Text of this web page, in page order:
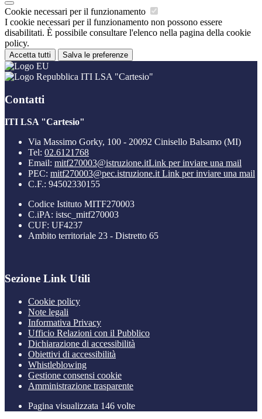
Cookie necessari per il funzionamento
I cookie necessari per il funzionamento non possono essere
disabilitati. È possibile consultare l'elenco nella pagina della cookie
policy.
Accetta tutti Salva le preferenze
ITI LSA "Cartesio"
Contatti
ITI LSA "Cartesio"
Via Massimo Gorky, 100 - 20092 Cinisello Balsamo (MI)
Tel: 02.6121768
Email: mitf270003@istruzione.itLink per inviare una mail
PEC: mitf270003@pec.istruzione.it Link per inviare una mail
C.F.: 94502330155
Codice Istituto MITF270003
C.iPA: istsc_mitf270003
CUF: UF4237
Ambito territoriale 23 - Distretto 65
Sezione Link Utili
Cookie policy
Note legali
Informativa Privacy
Ufficio Relazioni con il Pubblico
Dichiarazione di accessibilità
Obiettivi di accessibilità
Whistleblowing
Gestione consensi cookie
Amministrazione trasparente
Pagina visualizzata 146 volte